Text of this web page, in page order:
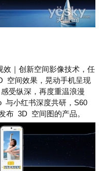
｜创新空间影像技术，任
空间效果，晃动手机呈现
受纵深，再度重温浪漫
与小红书深度共研，S60
布 3D 空间图的产品。